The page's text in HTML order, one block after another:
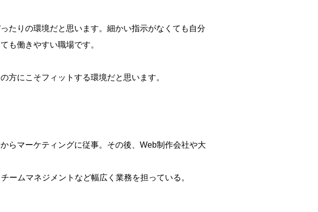
たりの環境だと思います。細かい指示がなくても自分
も働きやすい職場です。
方にこそフィットする環境だと思います。
らマーケティングに従事。その後、Web制作会社や大
ームマネジメントなど幅広く業務を担っている。